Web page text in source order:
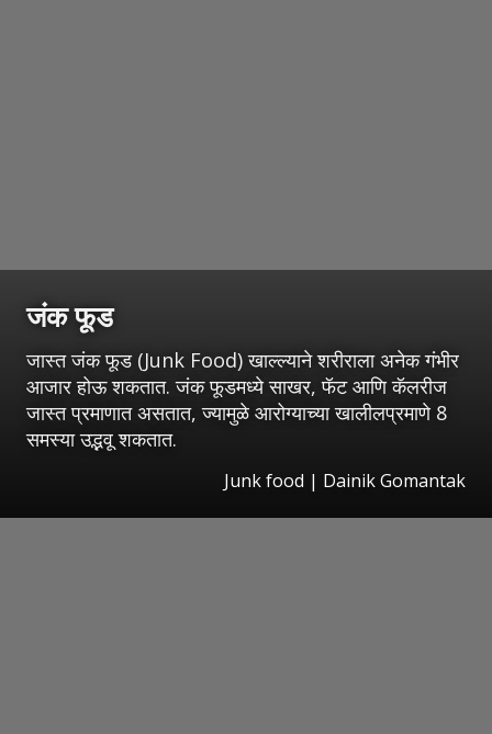
जंक फूड
जास्त जंक फूड (Junk Food) खाल्ल्याने शरीराला अनेक गंभीर
आजार होऊ शकतात. जंक फूडमध्ये साखर, फॅट आणि कॅलरीज
जास्त प्रमाणात असतात, ज्यामुळे आरोग्याच्या खालीलप्रमाणे 8
समस्या उद्भवू शकतात.
Junk food | Dainik Gomantak